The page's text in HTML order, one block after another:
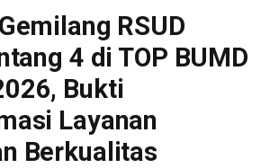
RSUD
4 di TOP BUMD
Bukti
Layanan
Berkualitas